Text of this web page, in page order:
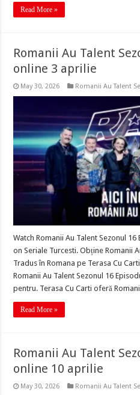
Read More »
Romanii Au Talent
online 3 aprilie
May 30, 2026 Romanii Au Talent
Watch Romanii Au Talent Sezonul
on Seriale Turcesti. Obține Romanii
Tradus în Romana pe Terasa Cu
Romanii Au Talent Sezonul 16
pentru. Terasa Cu Carti oferă
Read More »
Romanii Au Talent
online 10 aprilie
May 30, 2026 Romanii Au Talent